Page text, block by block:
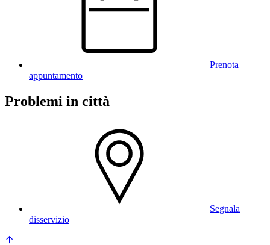
Prenota
appuntamento
Problemi in città
Segnala
disservizio